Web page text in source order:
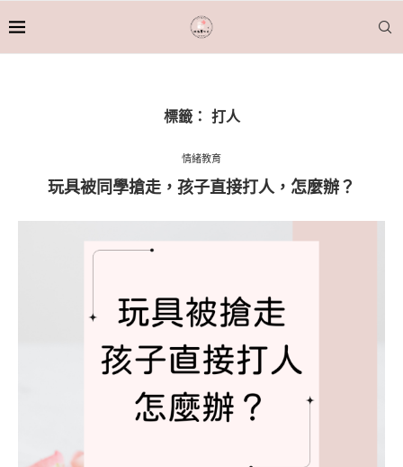
標籤： 打人
情緒教育
玩具被同學搶走，孩子直接打人，怎麼辦？